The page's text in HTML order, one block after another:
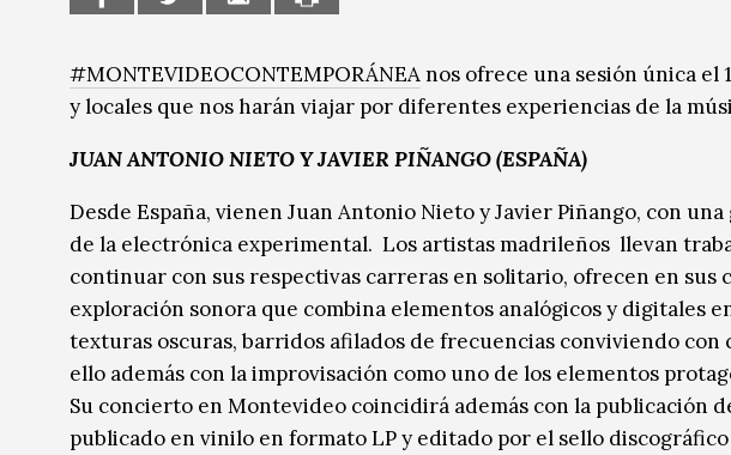
Sin categoría Sin categoría
#MONTEVIDEOCONTEMPORÁNEAnos ofrece una sesión única
y locales que nos harán viajar por diferentes experiencias de la
JUAN ANTONIO NIETO Y JAVIER PIÑANGO (ESPAÑA)
Desde España, vienen Juan Antonio Nieto y Javier Piñango, con
de la electrónica experimental. Los artistas madrileños llevan
continuar con sus respectivas carreras en solitario, ofrecen en
exploración sonora que combina elementos analógicos y digitales
texturas oscuras, barridos afilados de frecuencias conviviendo con
ello además con la improvisación como uno de los elementos
Su concierto en Montevideo coincidirá además con la publicación
publicado en vinilo en formato LP y editado por el sello